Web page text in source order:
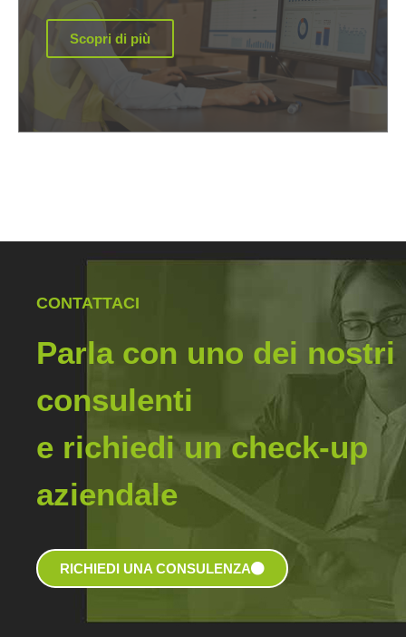
Scopri di più
CONTATTACI
Parla con uno dei nostri
consulenti
e richiedi un check-up
aziendale
RICHIEDI UNA CONSULENZA